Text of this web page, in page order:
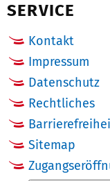
SERVICE
Kontakt
Impressum
Datenschutz
Rechtliches
Sitemap